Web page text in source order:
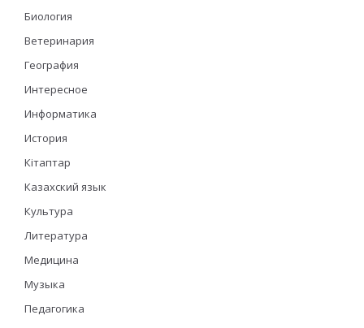
Биология
Ветеринария
География
Интересное
Информатика
История
Кітаптар
Казахский язык
Культура
Литература
Медицина
Музыка
Педагогика